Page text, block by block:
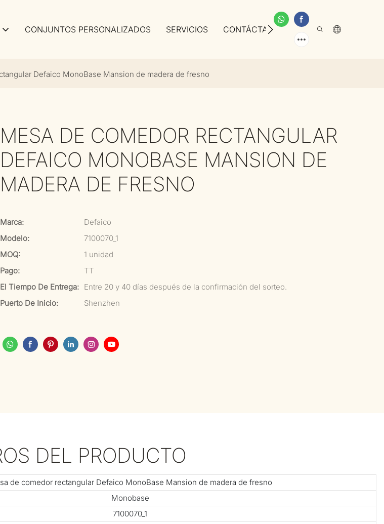
CONJUNTOS PERSONALIZADOS SERVICIOS CONTÁCTANOS SOBRE NOSOTROS
Defaico MonoBase Mansion de madera de fresno
MESA DE COMEDOR RECTANGULAR
DEFAICO MONOBASE MANSION DE
MADERA DE FRESNO
Marca:
Defaico
Modelo:
7100070_1
MOQ:
1 unidad
Pago:
TT
El Tiempo De Entrega: Entre 20 y 40 días después de la confirmación del sorteo.
Puerto De Inicio:
Shenzhen
DEL PRODUCTO
de comedor rectangular Defaico MonoBase Mansion de madera de fresno
Monobase
7100070_1